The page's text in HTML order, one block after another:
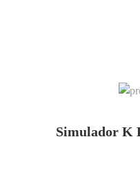
Simulador K